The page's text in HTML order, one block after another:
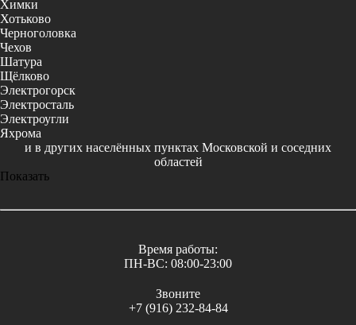
Химки
Хотьково
Черноголовка
Чехов
Шатура
Щёлково
Электрогорск
Электросталь
Электроугли
Яхрома
и в других населённых пунктах Московской и соседних
областей
Показать
Время работы:
ПН-ВС: 08:00-23:00
Звоните
+7 (916) 232-84-84